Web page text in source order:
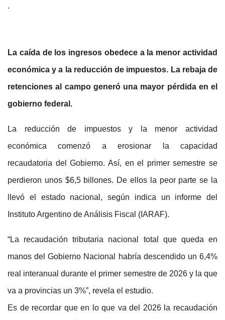
.
La caída de los ingresos obedece a la menor actividad
económica y a la reducción de impuestos. La rebaja de
retenciones al campo generó una mayor pérdida en el
gobierno federal.
La reducción de impuestos y la menor actividad
económica comenzó a erosionar la capacidad
recaudatoria del Gobierno. Así, en el primer semestre se
perdieron unos $6,5 billones. De ellos la peor parte se la
llevó el estado nacional, según indica un informe del
Instituto Argentino de Análisis Fiscal (IARAF).
“La recaudación tributaria nacional total que queda en
manos del Gobierno Nacional habría descendido un 6,4%
real interanual durante el primer semestre de 2026 y la que
va a provincias un 3%”, revela el estudio.
Es de recordar que en lo que va del 2026 la recaudación